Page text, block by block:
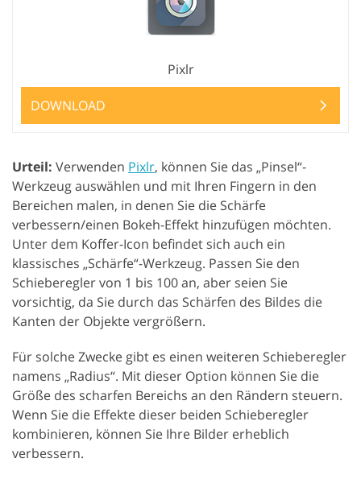
Pixlr
DOWNLOAD
Urteil: Verwenden Pixlr, können Sie das „Pinsel“-
Werkzeug auswählen und mit Ihren Fingern in den
Bereichen malen, in denen Sie die Schärfe
verbessern/einen Bokeh-Effekt hinzufügen möchten.
Unter dem Koffer-Icon befindet sich auch ein
klassisches „Schärfe“-Werkzeug. Passen Sie den
Schieberegler von 1 bis 100 an, aber seien Sie
vorsichtig, da Sie durch das Schärfen des Bildes die
Kanten der Objekte vergrößern.
Für solche Zwecke gibt es einen weiteren Schieberegler
namens „Radius“. Mit dieser Option können Sie die
Größe des scharfen Bereichs an den Rändern steuern.
Wenn Sie die Effekte dieser beiden Schieberegler
kombinieren, können Sie Ihre Bilder erheblich
verbessern.